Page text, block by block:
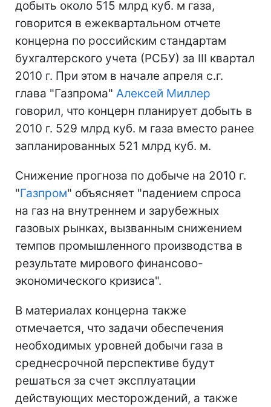
добыть около 515 млрд куб. м газа,
говорится в ежеквартальном отчете
концерна по российским стандартам
бухгалтерского учета (РСБУ) за III квартал
2010 г. При этом в начале апреля с.г.
глава "Газпрома" Алексей Миллер
говорил, что концерн планирует добыть в
2010 г. 529 млрд куб. м газа вместо ранее
запланированных 521 млрд куб. м.
Снижение прогноза по добыче на 2010 г.
"Газпром" объясняет "падением спроса
на газ на внутреннем и зарубежных
газовых рынках, вызванным снижением
темпов промышленного производства в
результате мирового финансово-
экономического кризиса".
В материалах концерна также
отмечается, что задачи обеспечения
необходимых уровней добычи газа в
среднесрочной перспективе будут
решаться за счет эксплуатации
действующих месторождений, а также